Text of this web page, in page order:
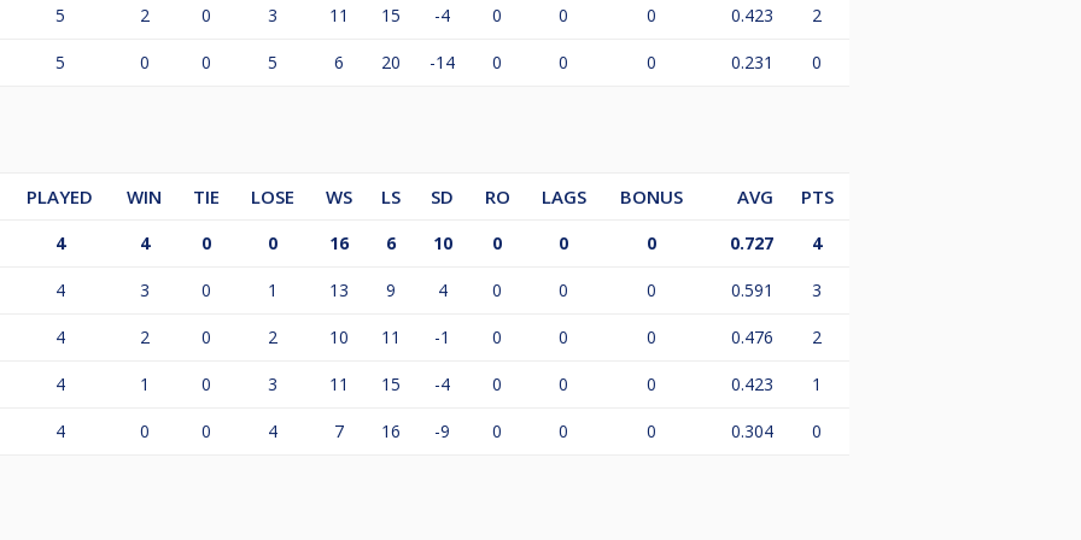
:
listopadowym zawodnikom zostaną podsumowane punkty z wszystkich 10 turniejów. O
w tabeli decydują punkty, frekwencja, ilość wygranych turniejów lub miejsc najwyżej
przepisy dostępne na stronie PZBil. Nad zawodami będzie czuwał sędzia.
10 turniejach:
wynosi: 20000zł
5 2 0 3 11 15 -4 0 0 0 0.423 2
5 0 0 5 6 20 -14 0 0 0 0.231 0
PLAYED WIN TIE LOSE WS LS SD RO LAGS BONUS AVG
PTS
4 4 0 0 16 6 10 0 0 0 0.727 4
4 3 0 1 13 9 4 0 0 0 0.591 3
4 2 0 2 10 11 -1 0 0 0 0.476 2
4 1 0 3 11 15 -4 0 0 0 0.423 1
4 0 0 4 7 16 -9 0 0 0 0.304 0